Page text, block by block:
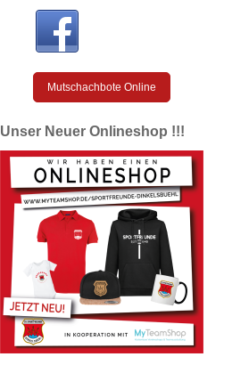
Mutschachbote Online
Unser Neuer Onlineshop !!!